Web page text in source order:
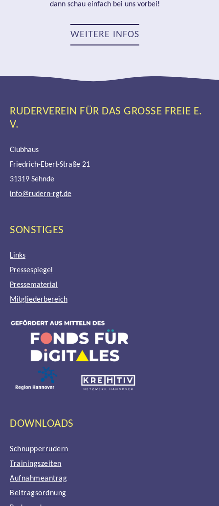
dann schau einfach bei uns vorbei!
WEITERE INFOS
RUDERVEREIN FÜR DAS GROSSE FREIE E. V
.
Clubhaus
Friedrich-Ebert-Straße 21
31319 Sehnde
info@rudern-rgf.de
SONSTIGES
Links
Pressespiegel
Pressematerial
Mitgliederbereich
DOWNLOADS
Schnupperrudern
Trainingszeiten
Aufnahmeantrag
Beitragsordnung